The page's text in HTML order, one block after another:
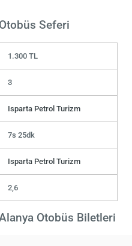
Seferi
1.300 TL
3
Isparta Petrol Turizm
7s 25dk
Isparta Petrol Turizm
2,6
Otobüs Biletleri